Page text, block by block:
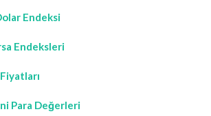
Endeksi
Endeksleri
Para Değerleri